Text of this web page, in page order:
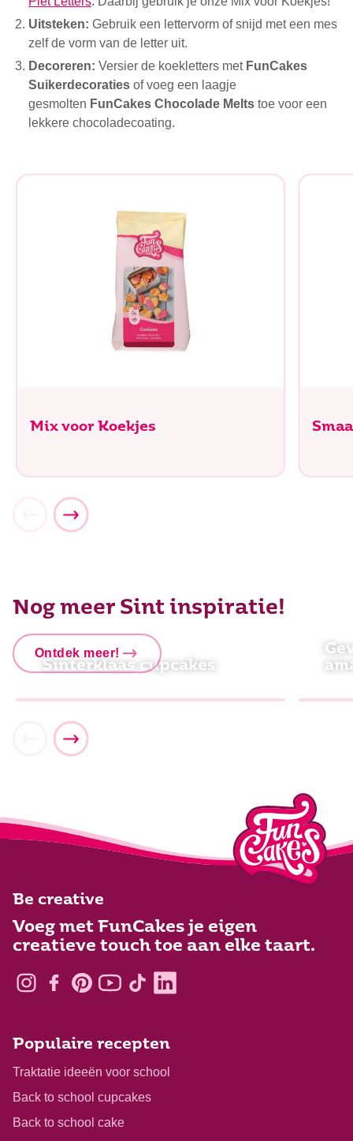
Uitsteken: Gebruik een lettervorm of snijd met een mes
zelf de vorm van de letter uit.
Decoreren: Versier de koekletters met FunCakes
Suikerdecoraties of voeg een laagje
gesmolten FunCakes Chocolade Melts toe voor een
lekkere chocoladecoating.
Mix voor Koekjes
Nog meer Sint inspiratie!
Ontdek meer!
Sinterklaas cupcakes
Be creative
Voeg met FunCakes je eigen
creatieve touch toe aan elke taart.
Populaire recepten
Traktatie ideeën voor school
Back to school cupcakes
Back to school cake